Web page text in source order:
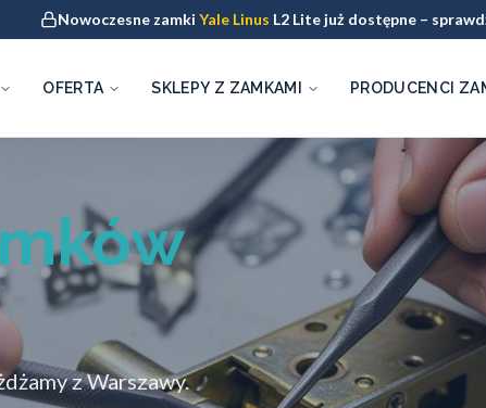
Nowoczesne zamki Yale Linus L2 Lite już dostępne –
OFERTA SKLEPY Z ZAMKAMI PRODUCENCI
z Warszawy.